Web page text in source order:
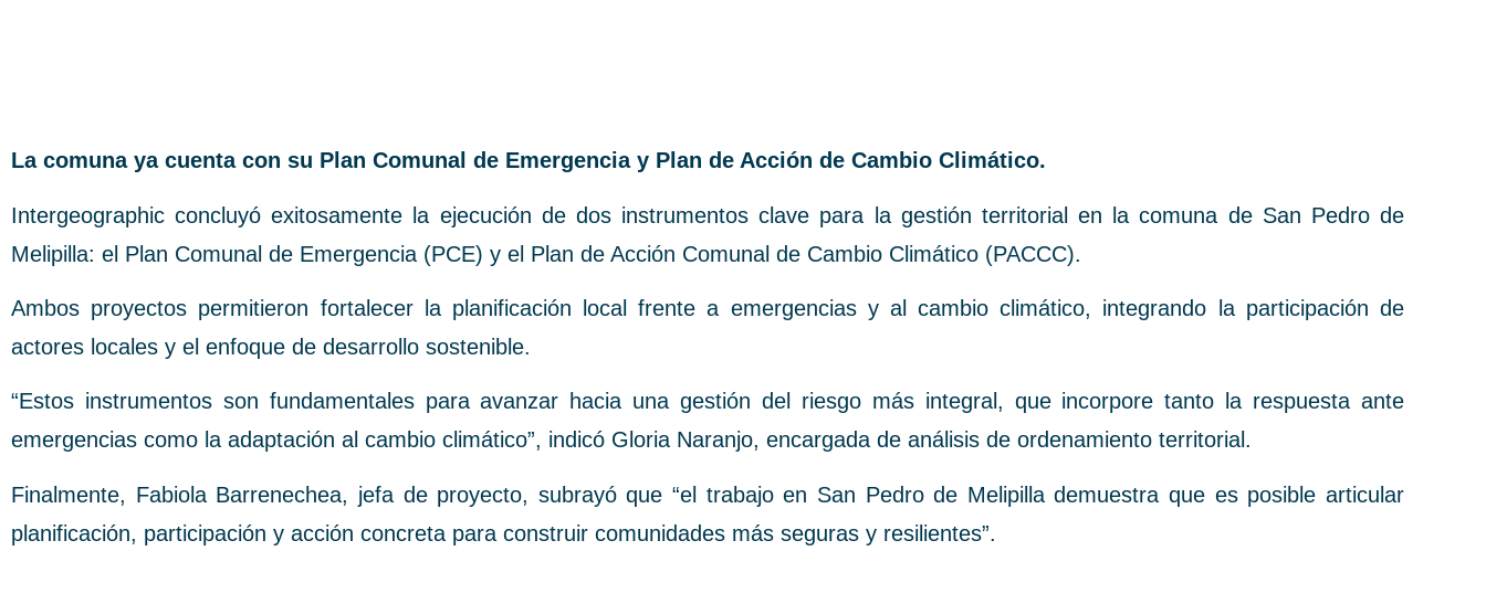
La comuna ya cuenta con su Plan Comunal de Emergencia y Plan de Acción de Cambio Climático.
Intergeographic concluyó exitosamente la ejecución de dos instrumentos clave para la gestión territorial en la comuna de San Pedro de
Melipilla: el Plan Comunal de Emergencia (PCE) y el Plan de Acción Comunal de Cambio Climático (PACCC).
Ambos proyectos permitieron fortalecer la planificación local frente a emergencias y al cambio climático, integrando la participación de
actores locales y el enfoque de desarrollo sostenible.
“Estos instrumentos son fundamentales para avanzar hacia una gestión del riesgo más integral, que incorpore tanto la respuesta ante
emergencias como la adaptación al cambio climático”, indicó Gloria Naranjo, encargada de análisis de ordenamiento territorial.
Finalmente, Fabiola Barrenechea, jefa de proyecto, subrayó que “el trabajo en San Pedro de Melipilla demuestra que es posible articular
planificación, participación y acción concreta para construir comunidades más seguras y resilientes”.